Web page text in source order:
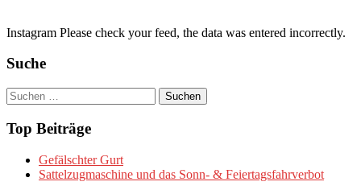
Instagram Please check your feed, the data was entered incorrectly.
Suche
Suchen
nach:
Top Beiträge
Gefälschter Gurt
Sattelzugmaschine und das Sonn- & Feiertagsfahrverbot